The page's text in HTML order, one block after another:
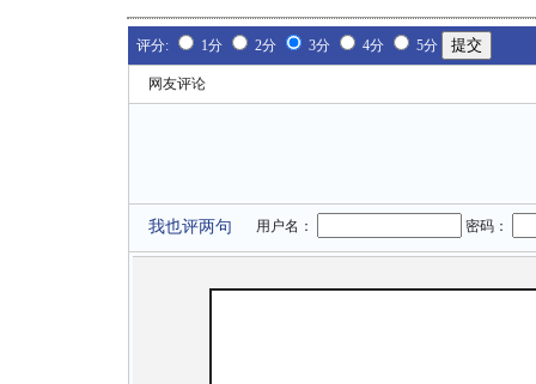
评分: 1分 2分 3分 4分 5分
网友评论
我也评两句 用户名： 密码：